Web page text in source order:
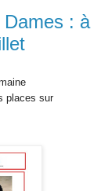
: à
places sur